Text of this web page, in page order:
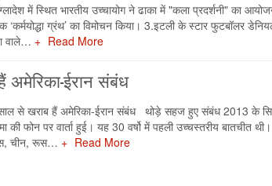
में स्थित भारतीय उच्चायोग ने ढाका में "कला प्रदर्शनी" का
‘कर्मयोद्धा ग्रंथ’ का विमोचन किया। 3.इटली के स्टार फुटबॉलर
वाले…
Read More
ईरान संबंध
से खराब हैं अमेरिका-ईरान संबंध थोड़े सहज हुए संबंध 2013 के
की फोन पर वार्ता हुई। यह 30 वर्षो में पहली उच्चस्तरीय बातचीत
चीन, रूस…
Read More